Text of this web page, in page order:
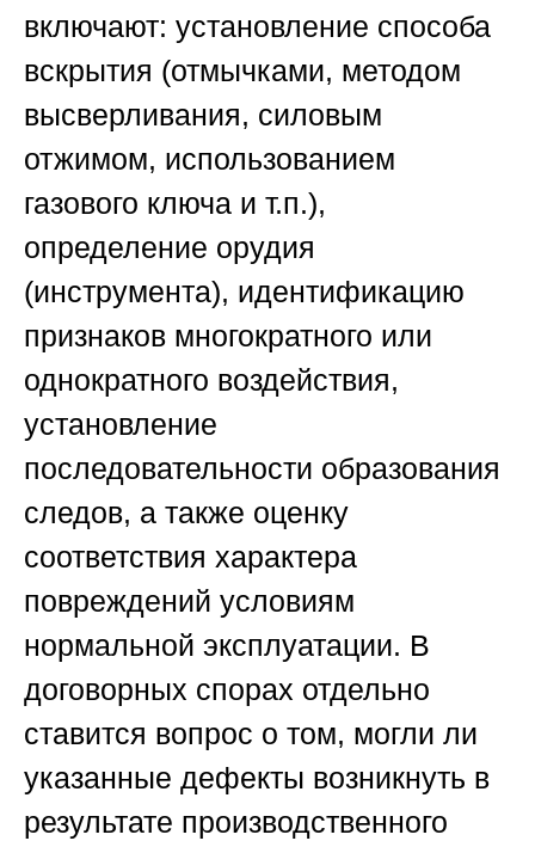
включают: установление способа
вскрытия (отмычками, методом
высверливания, силовым
отжимом, использованием
газового ключа и т.п.),
определение орудия
(инструмента), идентификацию
признаков многократного или
однократного воздействия,
установление
последовательности образования
следов, а также оценку
соответствия характера
повреждений условиям
нормальной эксплуатации. В
договорных спорах отдельно
ставится вопрос о том, могли ли
указанные дефекты возникнуть в
результате производственного